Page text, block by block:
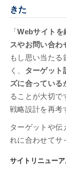
きた
「Webサイトを
スやお問い合わ
もし思い当た
く、 ターゲット
ズに合っている
ることが大切で
戦略設計を再考
ターゲットや伝
れに合わせてサ
サイトリニュー